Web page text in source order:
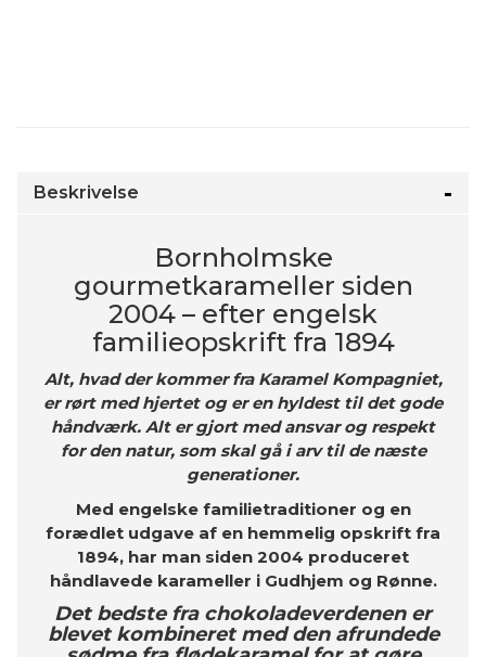
Beskrivelse
Bornholmske
gourmetkarameller siden
2004 – efter engelsk
familieopskrift fra 1894
Alt, hvad der kommer fra Karamel Kompagniet,
er rørt med hjertet og er en hyldest til det gode
håndværk. Alt er gjort med ansvar og respekt
for den natur, som skal gå i arv til de næste
generationer.
Med engelske familietraditioner og en
forædlet udgave af en hemmelig opskrift fra
1894, har man siden 2004 produceret
håndlavede karameller i Gudhjem og Rønne.
Det bedste fra chokoladeverdenen er
blevet kombineret med den afrundede